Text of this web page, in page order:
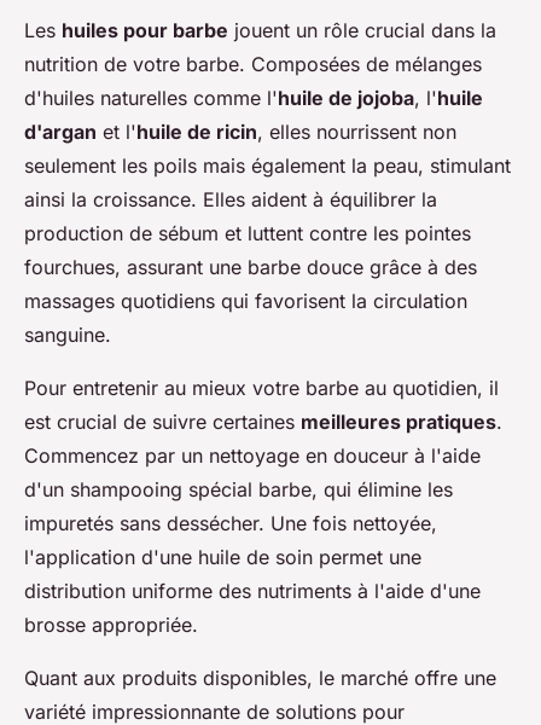
Les huiles pour barbe jouent un rôle crucial dans la
nutrition de votre barbe. Composées de mélanges
d'huiles naturelles comme l'huile de jojoba, l'huile
d'argan et l'huile de ricin, elles nourrissent non
seulement les poils mais également la peau, stimulant
ainsi la croissance. Elles aident à équilibrer la
production de sébum et luttent contre les pointes
fourchues, assurant une barbe douce grâce à des
massages quotidiens qui favorisent la circulation
sanguine.
Pour entretenir au mieux votre barbe au quotidien, il
est crucial de suivre certaines meilleures pratiques.
Commencez par un nettoyage en douceur à l'aide
d'un shampooing spécial barbe, qui élimine les
impuretés sans dessécher. Une fois nettoyée,
l'application d'une huile de soin permet une
distribution uniforme des nutriments à l'aide d'une
brosse appropriée.
Quant aux produits disponibles, le marché offre une
variété impressionnante de solutions pour